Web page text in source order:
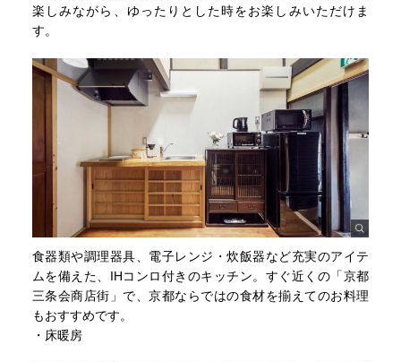
楽しみながら、ゆったりとした時をお楽しみいただけま
す。
食器類や調理器具、電子レンジ・炊飯器など充実のアイテ
ムを備えた、IHコンロ付きのキッチン。すぐ近くの「京都
三条会商店街」で、京都ならではの食材を揃えてのお料理
もおすすめです。
・床暖房